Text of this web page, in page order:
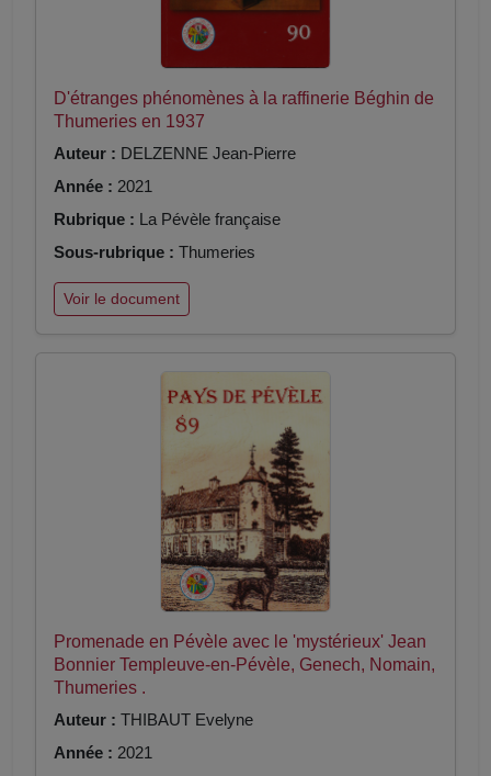
D'étranges phénomènes à la raffinerie Béghin de
Thumeries en 1937
Auteur : DELZENNE Jean-Pierre
Année : 2021
Rubrique : La Pévèle française
Sous-rubrique : Thumeries
Voir le document
Promenade en Pévèle avec le 'mystérieux' Jean
Bonnier Templeuve-en-Pévèle, Genech, Nomain,
Thumeries .
Auteur : THIBAUT Evelyne
Année : 2021